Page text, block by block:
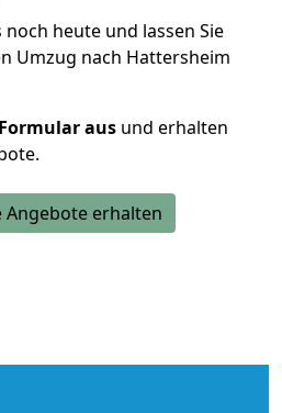
heute und lassen Sie
Umzug nach Hattersheim
aus und erhalten
Angebote erhalten